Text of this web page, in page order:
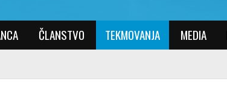
ČLANSTVO TEKMOVANJA MEDIA